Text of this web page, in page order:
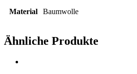
Material Baumwolle
Ähnliche Produkte